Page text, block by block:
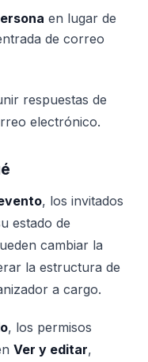
en lugar de
de correo
respuestas de
electrónico.
, los invitados
estado de
cambiar la
la estructura de
a cargo.
, los permisos
Ver y editar,